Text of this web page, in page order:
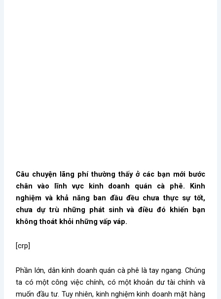
Câu chuyện lãng phí thường thấy ở các bạn mới bước
chân vào lĩnh vực kinh doanh quán cà phê. Kinh
nghiệm và khả năng ban đầu đều chưa thực sự tốt,
chưa dự trù những phát sinh và điều đó khiến bạn
không thoát khỏi những vấp váp.
[crp]
Phần lớn, dân kinh doanh quán cà phê là tay ngang. Chúng
ta có một công việc chính, có một khoản dư tài chính và
muốn đầu tư. Tuy nhiên, kinh nghiệm kinh doanh mặt hàng